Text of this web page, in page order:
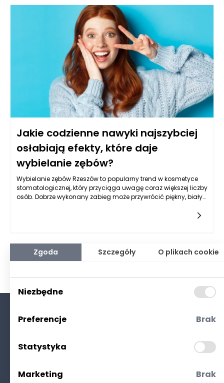
nieruchomościami w dużych kompleksach, czy w mniejszych
wspólnotach, gotowość na sytuacje awaryjne staje się
kluczowym elementem, który wpływa na jakość życia
mieszkańców. Przede wszystkim, precyzyjnie opisane
procedury pozwalają na szybką i efektywną reakcję, co jest
niezbędne dla bezpieczeństwa żyjących w danym obszarze
Jakie codzienne nawyki najszybciej
osłabiają efekty, które daje
wybielanie zębów?
Wybielanie zębów Rzeszów to popularny trend w kosmetyce
stomatologicznej, który przyciąga uwagę coraz większej liczby
osób. Dobrze wykonany zabieg może przywrócić piękny, biały
przestrzeganie zaleceń specjalistów jest kluczowe, z drugiej
zaś – codzienne wybory żywieniowe i styl życia mają ogromny
wpływ na to, jak długo utrzymamy pożądany kolor zębów.
Polityka prywatności
Zgoda Szczegóły O plikach cookie
Niezbędne
Preferencje Brak
Statystyka
Marketing Brak